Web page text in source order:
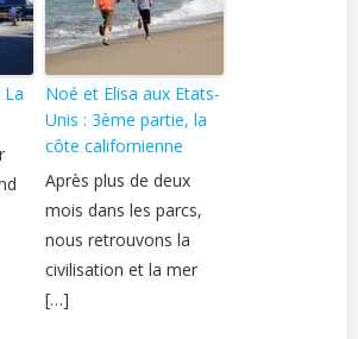
La
Noé et Elisa aux Etats-
Unis : 3ème partie, la
côte californienne
Après plus de deux
mois dans les parcs,
nous retrouvons la
civilisation et la mer
[…]